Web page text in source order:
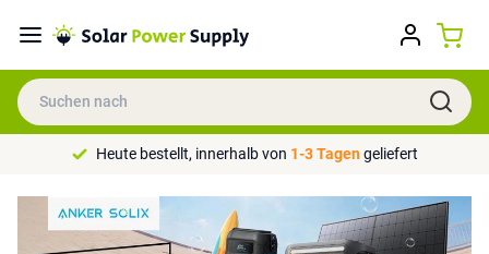
Heute bestellt, innerhalb von 1-3 Tagengeliefert